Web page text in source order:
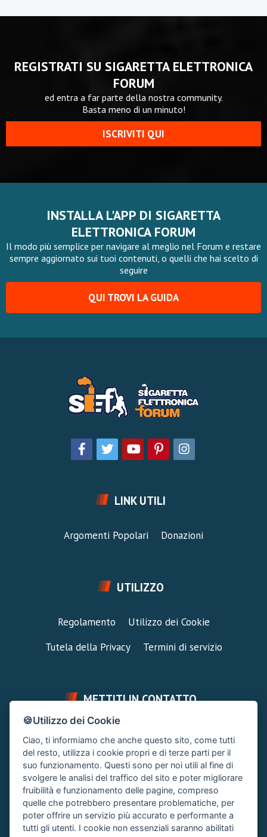
REGISTRATI SU SIGARETTA ELETTRONICA
FORUM
ed entra a far parte della nostra community.
Basta meno di un minuto!
ISCRIVITI QUI
INSTALLA L'APP DI SIGARETTA
ELETTRONICA FORUM
Il modo più semplice per navigare al meglio nel Forum e restare
sempre aggiornato sui tuoi contenuti, o quelli che hai scelto di
seguire
QUI TROVI LA GUIDA
LINK UTILI
Argomenti Popolari Donazioni
UTILIZZO
Regolamento
Utilizzo dei Cookie
Tutela della Privacy
Termini di servizio
METTITI IN CONTATTO
FAI UNA DOMANDA
Chiedi un Consiglio
Area Ticket
CONTATTA L'AMMINISTRAZIONE
Clicca quì
🍪Utilizzo dei Cookie
Ciao, ti informiamo che anche questo sito, come tutti
del resto, utilizza i cookie propri e di terze parti per il
suo funzionamento. Questi sono per noi utili al fine di
svolgere le analisi del traffico del sito e poter migliorare
fruibilità e funzionamento delle pagine, compreso
quelle che potrebbero presentare problematiche, per
poter offrire un servizio più accurato e performante a
tutti gli utenti. I cookie non essenziali saranno abilitati